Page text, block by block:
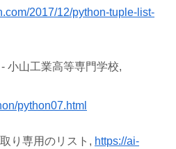
2017/12/python-tuple-list-
小山工業高等専門学校,
python07.html
り専用のリスト, https://ai-